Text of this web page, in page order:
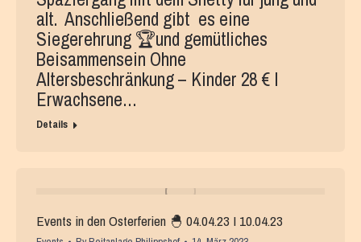
alt. Anschließend gibt es eine
Siegerehrung 🏆und gemütliches
Beisammensein Ohne
Altersbeschränkung – Kinder 28 € I
Erwachsene…
Details
Events in den Osterferien 🐣 04.04.23 I 10.04.23